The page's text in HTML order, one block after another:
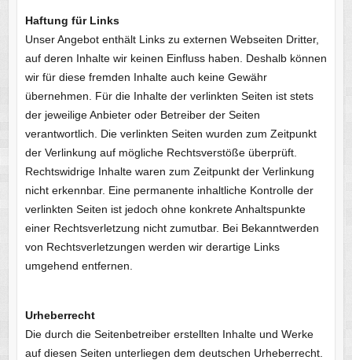
Haftung für Links
Unser Angebot enthält Links zu externen Webseiten Dritter,
auf deren Inhalte wir keinen Einfluss haben. Deshalb können
wir für diese fremden Inhalte auch keine Gewähr
übernehmen. Für die Inhalte der verlinkten Seiten ist stets
der jeweilige Anbieter oder Betreiber der Seiten
verantwortlich. Die verlinkten Seiten wurden zum Zeitpunkt
der Verlinkung auf mögliche Rechtsverstöße überprüft.
Rechtswidrige Inhalte waren zum Zeitpunkt der Verlinkung
nicht erkennbar. Eine permanente inhaltliche Kontrolle der
verlinkten Seiten ist jedoch ohne konkrete Anhaltspunkte
einer Rechtsverletzung nicht zumutbar. Bei Bekanntwerden
von Rechtsverletzungen werden wir derartige Links
umgehend entfernen.
Urheberrecht
Die durch die Seitenbetreiber erstellten Inhalte und Werke
auf diesen Seiten unterliegen dem deutschen Urheberrecht.